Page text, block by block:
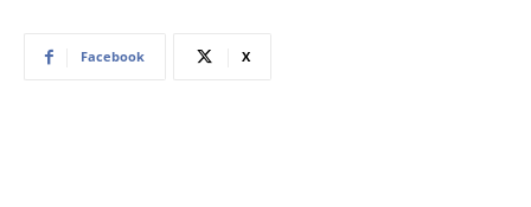
Facebook X